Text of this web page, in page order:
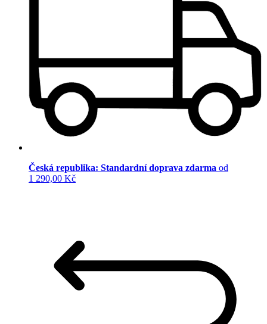
Česká republika: Standardní doprava zdarma od
1 290,00 Kč